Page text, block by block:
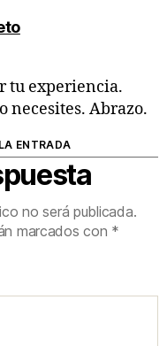
tu experiencia.
necesites. Abrazo.
ENTRADA
no será publicada.
marcados con *